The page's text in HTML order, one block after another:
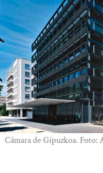
Cámara de Gipuzkoa. Foto: